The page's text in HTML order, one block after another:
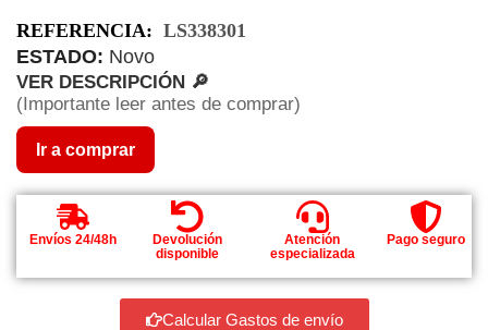
REFERENCIA: LS338301
ESTADO: Novo
VER DESCRIPCIÓN 🔎
(Importante leer antes de comprar)
Ir a comprar
Envíos 24/48h
Devolución
disponible
Atención
especializada
Pago seguro
Calcular Gastos de envío